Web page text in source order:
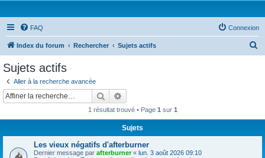
FAQ Connexion
Index du forum Rechercher Sujets actifs
Sujets actifs
Aller à la recherche avancée
Rechercher
1 résultat trouvé • Page 1 sur 1
Sujets
Les vieux négatifs d'afterburner
Dernier message par afterburner« lun. 3 août 2026 09:10